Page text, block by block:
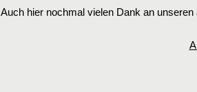
Auch hier nochmal vielen Dank an